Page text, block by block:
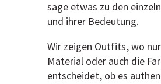
sage etwas zu den
und ihrer Bedeutung.
Wir zeigen Outfits, wo
Material oder auch die
entscheidet, ob es